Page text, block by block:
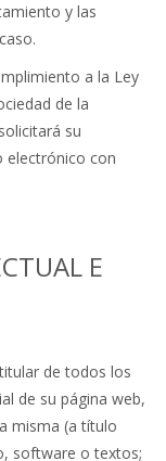
y las
a la Ley
de la
su
electrónico con
E
de todos los
de su página web,
misma (a título
software o textos;